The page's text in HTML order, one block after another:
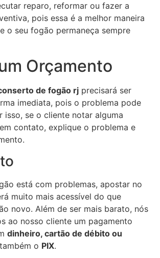
reparo, reformar ou fazer a
pois essa é a melhor maneira
o seu fogão permaneça sempre
Orçamento
de fogão rj precisará ser
imediata, pois o problema pode
isso, se o cliente notar alguma
contato, explique o problema e
está com problemas, apostar no
muito mais acessível do que
novo. Além de ser mais barato, nós
ao nosso cliente um pagamento
dinheiro, cartão de débito ou
o PIX.